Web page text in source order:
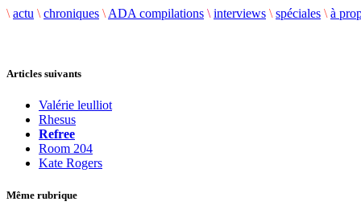
\ actu \ chroniques \ ADA compilations \ interviews \ spéciales \ à
Articles suivants
Valérie leulliot
Rhesus
Refree
Room 204
Kate Rogers
Même rubrique